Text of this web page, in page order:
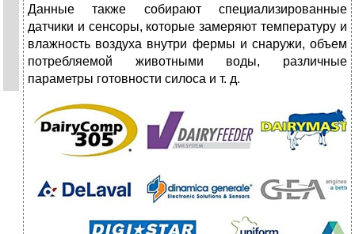
Данные также собирают специализированные
датчики и сенсоры, которые замеряют температуру и
влажность воздуха внутри фермы и снаружи, объем
потребляемой животными воды, различные
параметры готовности силоса и т. д.